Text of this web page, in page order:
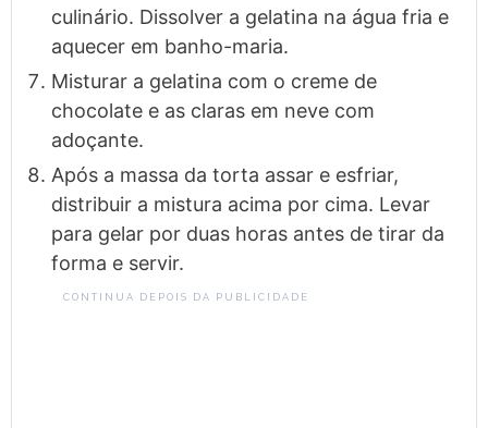
culinário. Dissolver a gelatina na água fria e
aquecer em banho-maria.
Misturar a gelatina com o creme de
chocolate e as claras em neve com
adoçante.
Após a massa da torta assar e esfriar,
distribuir a mistura acima por cima. Levar
para gelar por duas horas antes de tirar da
forma e servir.
CONTINUA DEPOIS DA PUBLICIDADE